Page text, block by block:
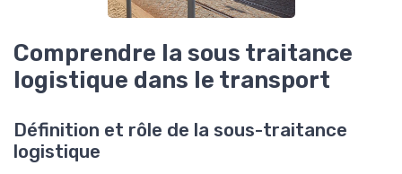
Comprendre la sous traitance
logistique dans le transport
Définition et rôle de la sous-traitance
logistique